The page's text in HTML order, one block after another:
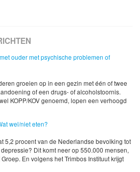
ouder met psychische problemen of
groeien op in een gezin met één of twee
of een drugs- of alcoholstoornis.
KOPP/KOV genoemd, lopen een verhoogd
wel/niet eten?
5,2 procent van de Nederlandse bevolking tot
Dit komt neer op 550.000 mensen,
En volgens het Trimbos Instituut krijgt